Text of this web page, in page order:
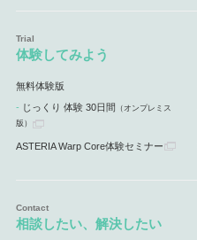
体験してみよう
無料体験版
じっくり 体験 30日間 （オンプレミス
版）
ASTERIA Warp Core体験セミナー
相談したい、解決したい